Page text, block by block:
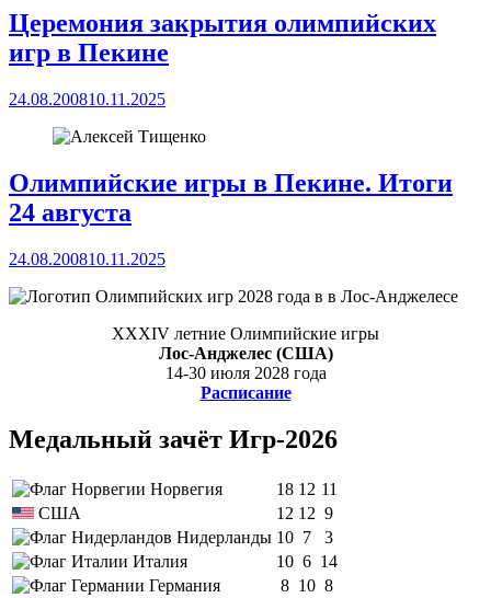
Церемония закрытия олимпийских
игр в Пекине
24.08.200810.11.2025
Олимпийские игры в Пекине. Итоги
24 августа
24.08.200810.11.2025
XXXIV летние Олимпийские игры
Лос-Анджелес (США)
14-30 июля 2028 года
Расписание
Медальный зачёт Игр-2026
Норвегия 18 12 11
США
12 12 9
Нидерланды 10 7
3
Италия
10 6 14
Германия
8 10 8